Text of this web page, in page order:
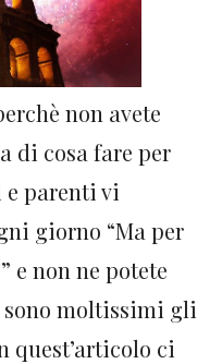
non avete
di cosa fare per
e parenti vi
giorno “Ma per
e non ne potete
moltissimi gli
quest’articolo ci